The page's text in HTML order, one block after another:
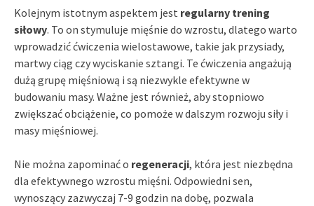
Kolejnym istotnym aspektem jest regularny trening
siłowy. To on stymuluje mięśnie do wzrostu, dlatego warto
wprowadzić ćwiczenia wielostawowe, takie jak przysiady,
martwy ciąg czy wyciskanie sztangi. Te ćwiczenia angażują
dużą grupę mięśniową i są niezwykle efektywne w
budowaniu masy. Ważne jest również, aby stopniowo
zwiększać obciążenie, co pomoże w dalszym rozwoju siły i
masy mięśniowej.
Nie można zapominać o regeneracji, która jest niezbędna
dla efektywnego wzrostu mięśni. Odpowiedni sen,
wynoszący zazwyczaj 7-9 godzin na dobę, pozwala